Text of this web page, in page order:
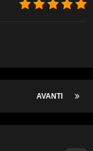
AVANTI